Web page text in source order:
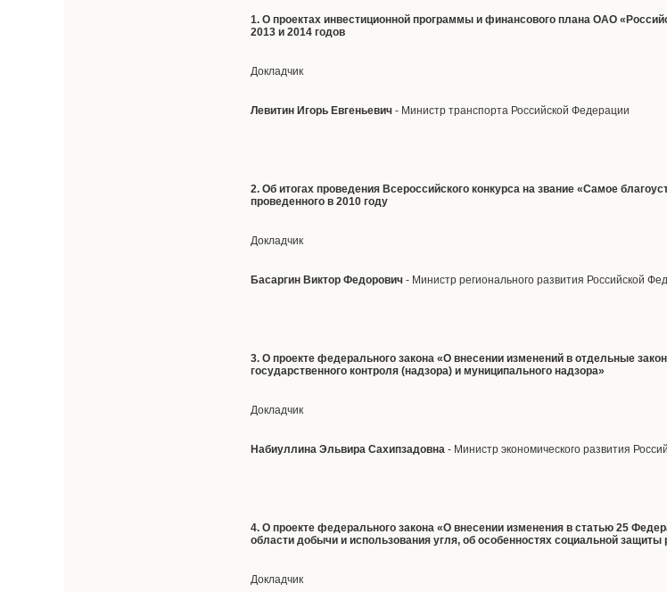
1. О проектах инвестиционной программы и финансового плана ОАО
2013 и 2014 годов
Докладчик
Левитин Игорь Евгеньевич - Министр транспорта Российской Федерации
2. Об итогах проведения Всероссийского конкурса на звание «Самое
проведенного в 2010 году
Докладчик
Басаргин Виктор Федорович - Министр регионального развития Российской
3. О проекте федерального закона «О внесении изменений в отдельные
государственного контроля (надзора) и муниципального надзора»
Докладчик
Набиуллина Эльвира Сахипзадовна - Министр экономического развития
4. О проекте федерального закона «О внесении изменения в статью 25
области добычи и использования угля, об особенностях социальной
Докладчик